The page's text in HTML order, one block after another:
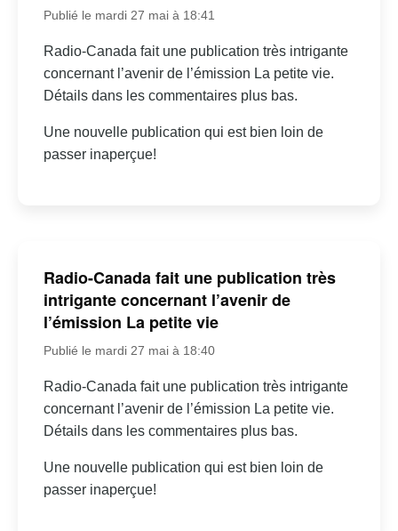
Publié le mardi 27 mai à 18:41
Radio-Canada fait une publication très intrigante
concernant l’avenir de l’émission La petite vie.
Détails dans les commentaires plus bas.
Une nouvelle publication qui est bien loin de
passer inaperçue!
Radio-Canada fait une publication très
intrigante concernant l’avenir de
l’émission La petite vie
Publié le mardi 27 mai à 18:40
Radio-Canada fait une publication très intrigante
concernant l’avenir de l’émission La petite vie.
Détails dans les commentaires plus bas.
Une nouvelle publication qui est bien loin de
passer inaperçue!